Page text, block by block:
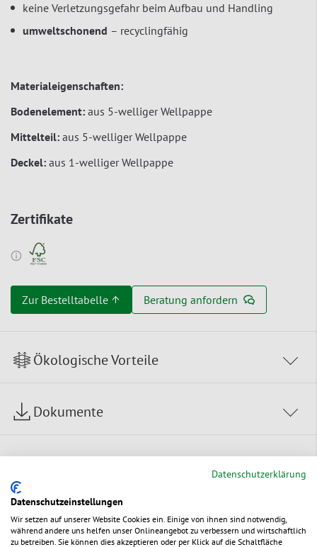
keine Verletzungsgefahr beim Aufbau und Handling
umweltschonend – recyclingfähig
Materialeigenschaften:
Bodenelement: aus 5-welliger Wellpappe
Mittelteil: aus 5-welliger Wellpappe
Deckel: aus 1-welliger Wellpappe
Zertifikate
Zur Bestelltabelle ↑ Beratung anfordern
Ökologische Vorteile
Dokumente
Sie möchten dieses Produkt
individualisieren?
Datenschutzerklärung
Datenschutzeinstellungen
Wir setzen auf unserer Website Cookies ein. Einige von ihnen sind notwendig,
während andere uns helfen unser Onlineangebot zu verbessern und wirtschaftlich
zu betreiben. Sie können dies akzeptieren oder per Klick auf die Schaltfläche